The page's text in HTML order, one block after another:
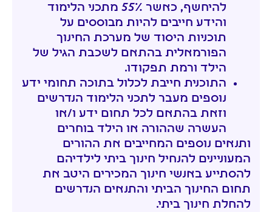
להיחשף, כאשר 55% מתכני הלימוד
והידע חייבים להיות מבוססים על
תוכניות היסוד של מערכת החינוך
הפורמאלית בהתאם לשכבת הגיל של
הילד ורמת תפקודו.
התוכנית חייבת לכלול בתוכה תחומי ידע
נוספים מעבר לתכני הלימוד הנדרשים
וזאת בהתאם לכל תחום ידע ו/או
העשרה שההורה או הילד בוחרים
ותנאים נוספים המחייבים את ההורים
המעוניינים להנחיל חינוך ביתי לילדיהם
להסתייע באנשי חינוך המכירים היטב את
תחום החינוך הביתי והתנאים הנדרשים
להחלת חינוך ביתי.